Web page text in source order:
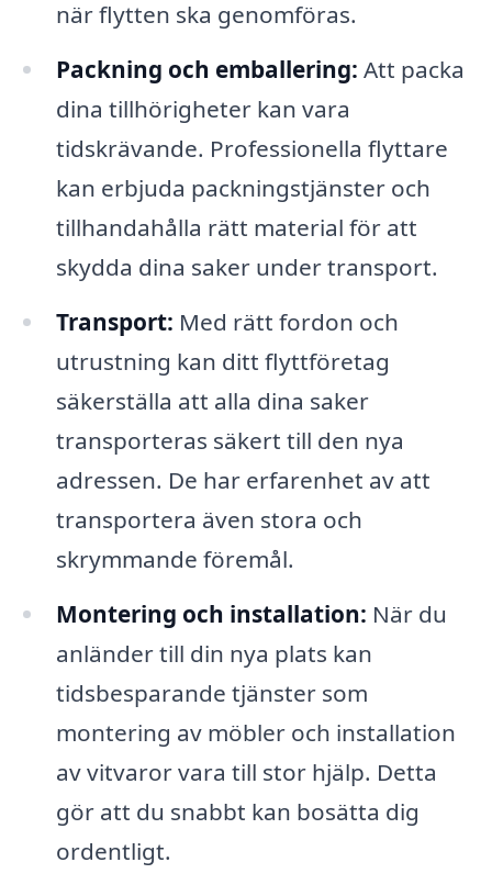
när flytten ska genomföras.
Packning och emballering: Att packa
dina tillhörigheter kan vara
tidskrävande. Professionella flyttare
kan erbjuda packningstjänster och
tillhandahålla rätt material för att
skydda dina saker under transport.
Transport: Med rätt fordon och
utrustning kan ditt flyttföretag
säkerställa att alla dina saker
transporteras säkert till den nya
adressen. De har erfarenhet av att
transportera även stora och
skrymmande föremål.
Montering och installation: När du
anländer till din nya plats kan
tidsbesparande tjänster som
montering av möbler och installation
av vitvaror vara till stor hjälp. Detta
gör att du snabbt kan bosätta dig
ordentligt.